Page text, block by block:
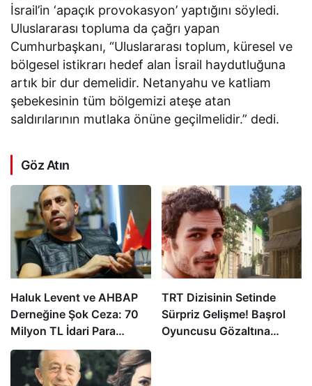
İsrail’in ‘apaçık provokasyon’ yaptığını söyledi.
Uluslararası topluma da çağrı yapan
Cumhurbaşkanı, “Uluslararası toplum, küresel ve
bölgesel istikrarı hedef alan İsrail haydutluğuna
artık bir dur demelidir. Netanyahu ve katliam
şebekesinin tüm bölgemizi ateşe atan
saldırılarının mutlaka önüne geçilmelidir.” dedi.
Göz Atın
Haluk Levent ve AHBAP
Derneğine Şok Ceza: 70
Milyon TL İdari Para
Cezası Kesildi!
TRT Dizisinin Setinde
Sürpriz Gelişme! Başrol
Oyuncusu Gözaltına